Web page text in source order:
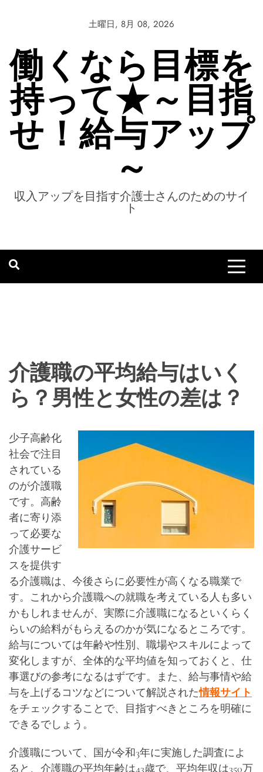
土曜日, 8月 08, 2026
働くなら目標を
持って★～目指
せ！給与アップ
～
収入アップを目指す介護士さんのためのサイ
ト
介護職の平均給与はいく
ら？男性と女性の差は？
少子高齢化
社会で注目
されている
のが介護職
です。高齢
者に寄り添
って必要な
介護サービ
スを提供す
る介護職は、今後さらに必要性が高くなる職業で
す。これから介護職への就職を考えている人も多い
かもしれませんが、実際に介護職になるといくらく
らいの給料がもらえるのかが気になるところです。
給与については年齢や性別、職場やスキルによって
変化しますが、全体的な平均値を知っておくと、仕
事選びの参考になるはずです。また、給与事情や給
与を上げるコツなどについて解説された情報サイト
をチェックすることで、目指すべきところを明確に
できるでしょう。
介護職について、国が令和3年に実施した調査によ
ると、介護職の平均年齢は43歳で、平均年収は350万